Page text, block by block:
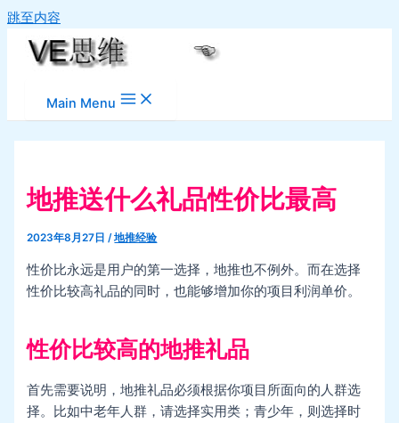
跳至内容
Main Menu
地推送什么礼品性价比最高
2023年8月27日/地推经验
性价比永远是用户的第一选择，地推也不例外。而在选择
性价比较高礼品的同时，也能够增加你的项目利润单价。
性价比较高的地推礼品
首先需要说明，地推礼品必须根据你项目所面向的人群选
择。比如中老年人群，请选择实用类；青少年，则选择时